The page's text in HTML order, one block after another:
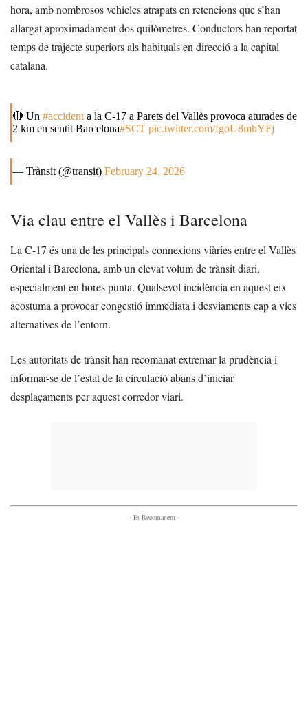
hora, amb nombrosos vehicles atrapats en retencions que s’han
allargat aproximadament dos quilòmetres. Conductors han reportat
temps de trajecte superiors als habituals en direcció a la capital
catalana.
🔴 Un #accident a la C-17 a Parets del Vallès provoca aturades de
2 km en sentit Barcelona#SCT pic.twitter.com/fgoU8mhYFj
— Trànsit (@transit) February 24, 2026
Via clau entre el Vallès i Barcelona
La C-17 és una de les principals connexions viàries entre el Vallès
Oriental i Barcelona, amb un elevat volum de trànsit diari,
especialment en hores punta. Qualsevol incidència en aquest eix
acostuma a provocar congestió immediata i desviaments cap a vies
alternatives de l’entorn.
Les autoritats de trànsit han recomanat extremar la prudència i
informar-se de l’estat de la circulació abans d’iniciar
desplaçaments per aquest corredor viari.
- Et Recomanem -